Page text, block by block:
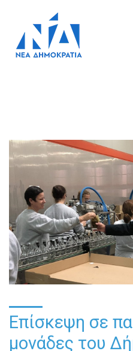
Επίσκεψη σε
μονάδες του